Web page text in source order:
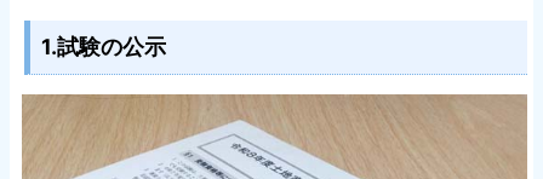
1.試験の公示